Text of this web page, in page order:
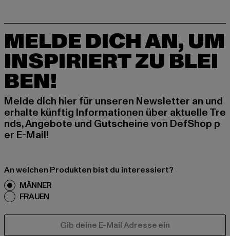
MELDE DICH AN, UM
INSPIRIERT ZU BLEI
BEN!
Melde dich hier für unseren Newsletter an und
erhalte künftig Informationen über aktuelle Tre
nds, Angebote und Gutscheine von DefShop p
er E-Mail!
An welchen Produkten bist du interessiert?
MÄNNER
FRAUEN